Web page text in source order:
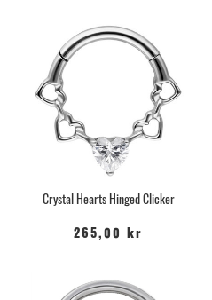
Crystal Hearts Hinged Clicker
265,00 kr